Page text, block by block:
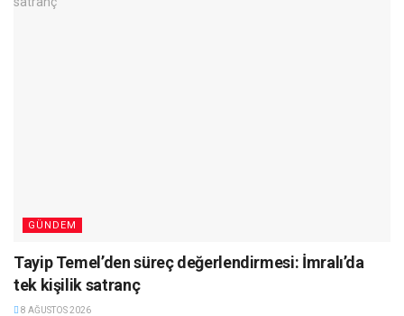
GÜNDEM
Tayip Temel’den süreç değerlendirmesi: İmralı’da
tek kişilik satranç
8 AĞUSTOS 2026